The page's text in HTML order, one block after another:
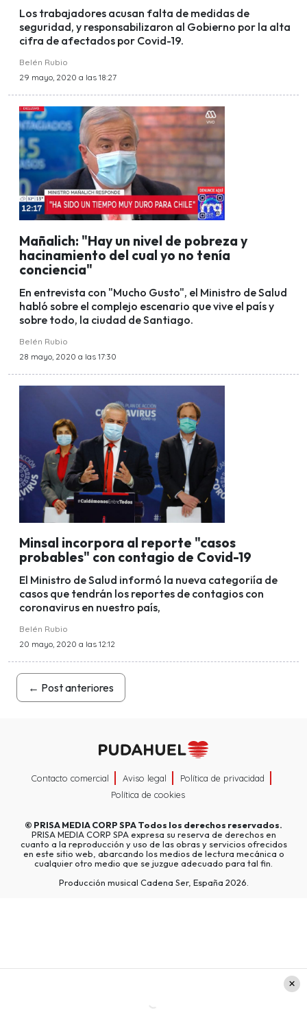
Los trabajadores acusan falta de medidas de
seguridad, y responsabilizaron al Gobierno por la alta
cifra de afectados por Covid-19.
Belén Rubio
29 mayo, 2020 a las 18:27
Mañalich: "Hay un nivel de pobreza y
hacinamiento del cual yo no tenía
conciencia"
En entrevista con "Mucho Gusto", el Ministro de Salud
habló sobre el complejo escenario que vive el país y
sobre todo, la ciudad de Santiago.
Belén Rubio
28 mayo, 2020 a las 17:30
Minsal incorpora al reporte "casos
probables" con contagio de Covid-19
El Ministro de Salud informó la nueva categoriía de
casos que tendrán los reportes de contagios con
coronavirus en nuestro país,
Belén Rubio
20 mayo, 2020 a las 12:12
← Post anteriores
Contacto comercial Aviso legal
Política de privacidad
Política de cookies
© PRISA MEDIA CORP SPATodos los derechos reservados.
PRISA MEDIA CORP SPA expresa su reserva de derechos en
cuanto a la reproducción y uso de las obras y servicios ofrecidos
en este sitio web, abarcando los medios de lectura mecánica o
cualquier otro medio que se juzgue adecuado para tal fin.
Producción musical Cadena Ser, España 2026.